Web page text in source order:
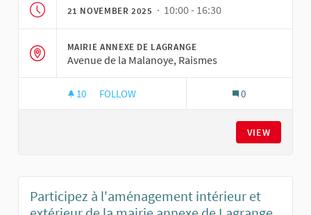
21 NOVEMBER 2025 · 10:00 - 16:30
MAIRIE ANNEXE DE LAGRANGE
Avenue de la Malanoye, Raismes
10 10 FOLLOWERS
FOLLOW 0
VIEW
Participez à l'aménagement intérieur et